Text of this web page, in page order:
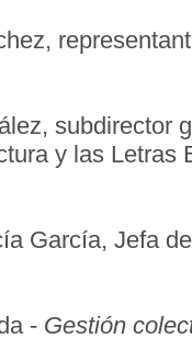
subdirector
y las Letras
García, Jefa
- Gestión